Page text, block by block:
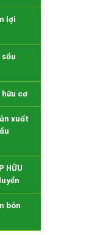
lợi
cơ
xuất
HỮU
bón